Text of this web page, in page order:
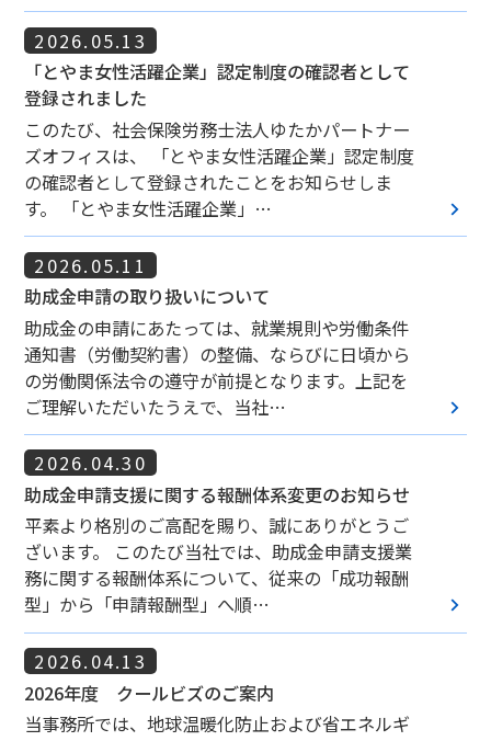
2026.05.13
「とやま女性活躍企業」認定制度の確認者として
登録されました
このたび、社会保険労務士法人ゆたかパートナー
ズオフィスは、 「とやま女性活躍企業」認定制度
の確認者として登録されたことをお知らせしま
す。 「とやま女性活躍企業」…
keyboard_arrow_right
2026.05.11
助成金申請の取り扱いについて
助成金の申請にあたっては、就業規則や労働条件
通知書（労働契約書）の整備、ならびに日頃から
の労働関係法令の遵守が前提となります。上記を
ご理解いただいたうえで、当社…
keyboard_arrow_right
2026.04.30
助成金申請支援に関する報酬体系変更のお知らせ
平素より格別のご高配を賜り、誠にありがとうご
ざいます。 このたび当社では、助成金申請支援業
務に関する報酬体系について、従来の「成功報酬
型」から「申請報酬型」へ順…
keyboard_arrow_right
2026.04.13
2026年度 クールビズのご案内
当事務所では、地球温暖化防止および省エネルギ